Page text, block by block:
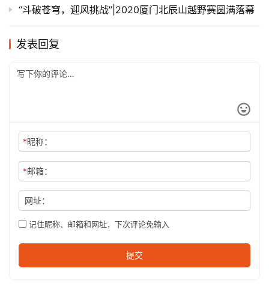
“斗破苍穹，迎风挑战”|2020厦门北辰山越野赛圆满落幕
发表回复
*昵称：
*邮箱：
网址：
记住昵称、邮箱和网址，下次评论免输入
提交